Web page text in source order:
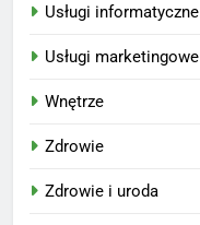
Usługi informatyczne
Usługi marketingowe
Wnętrze
Zdrowie
Zdrowie i uroda